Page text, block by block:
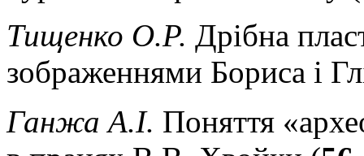
Тищенко О.Р. Дрібна
зображеннями Бориса і
Ганжа А.І. Поняття